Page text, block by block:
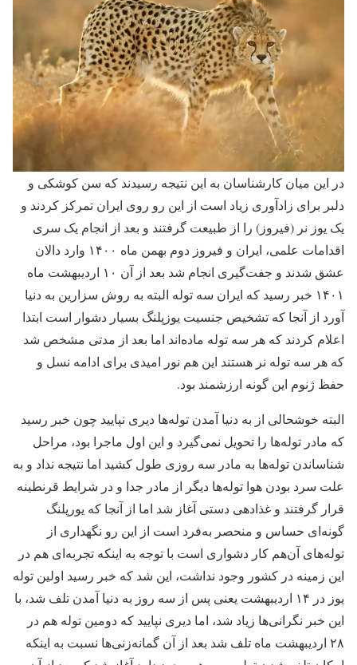
در این میان کارشناسان به این نتیجه رسیدند که سن کوشکی و
دلبر برای زادآوری زیاد است از این رو روی ایران تمرکز کردند و
یک یوز نر (فیروز) را از طبیعت گرفتند و بعد از انجام یک سری
اقدامات علمی، ایران و فیروز دوم بهمن ماه ۱۴۰۰ وارد دالان
عشق شدند و جفت‌گیری انجام شد بعد از آن ۱۰ اردیبهشت ماه
۱۴۰۱ خبر رسید که ایران سه توله البته به روش سزارین به دنیا
آورد از آنجا که تشخیص جنسیت یوزپلنگ بسیار دشوار است ابتدا
اعلام کردند که هر سه توله ماده‌اند اما بعد از مدتی مشخص شد
که هر سه توله نر هستند این هم نور امیدی برای ادامه نسل و
حفظ ژنوم این گونه ارزشمند بود.
البته خوشحالی از به دنیا آمدن توله‌ها دیری نپایید چون خبر رسید
که مادر توله‌ها را تحویل نمی‌گیرد و این اول ماجرا بود، مراحل
شناساندن توله‌ها به مادر سه روزی طول کشید اما نتیجه نداد و به
علت سرد بودن هوا توله‌ها دیگر از مادر جدا و در شرایط قرنطینه
قرار گرفتند و غذادهی دستی آغاز شد اما از آنجا که یورپلنگ
گونه‌ای حساس و منحصر به‌فرد است از این رو نگهداری از
توله‌های آن‌هم کار دشواری است با توجه به اینکه تجربه‌ای هم در
این زمینه در کشور وجود نداشت، این شد که خبر رسید اولین توله
یوز در ۱۴ اردیبهشت یعنی پس از سه روز به دنیا آمدن تلف شد، با
این خبر نگرانی‌ها زیاد شد، اما دیری نپایید که دومین توله هم در
۲۸ اردیبهشت ماه تلف شد بعد از آن گمانه‌زنی‌ها نسبت به اینکه